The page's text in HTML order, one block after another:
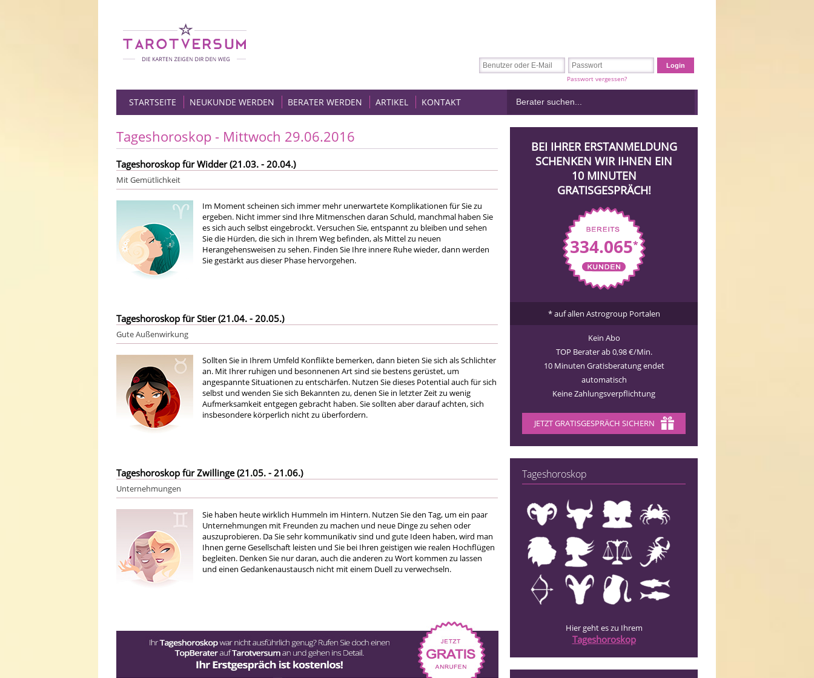
Passwort vergessen?
STARTSEITE NEUKUNDE WERDEN BERATER WERDEN ARTIKEL KONTAKT
BEI IHRER ERSTANMELDUNG
SCHENKEN WIR IHNEN EIN
10 MINUTEN
GRATISGESPRÄCH!
334.065*
* auf allen Astrogroup Portalen
Kein Abo
TOP Berater ab 0,98 €/Min.
10 Minuten Gratisberatung endet
automatisch
Keine Zahlungsverpflichtung
JETZT GRATISGESPRÄCH SICHERN
Tageshoroskop
Hier geht es zu Ihrem
Tageshoroskop
Tageshoroskop - Mittwoch 29.06.2016
Tageshoroskop für Widder (21.03. - 20.04.)
Mit Gemütlichkeit
Im Moment scheinen sich immer mehr unerwartete Komplikationen für Sie zu
ergeben. Nicht immer sind Ihre Mitmenschen daran Schuld, manchmal haben Sie
es sich auch selbst eingebrockt. Versuchen Sie, entspannt zu bleiben und sehen
Sie die Hürden, die sich in Ihrem Weg befinden, als Mittel zu neuen
Herangehensweisen zu sehen. Finden Sie Ihre innere Ruhe wieder, dann werden
Sie gestärkt aus dieser Phase hervorgehen.
Tageshoroskop für Stier (21.04. - 20.05.)
Gute Außenwirkung
Sollten Sie in Ihrem Umfeld Konflikte bemerken, dann bieten Sie sich als Schlichter
an. Mit Ihrer ruhigen und besonnenen Art sind sie bestens gerüstet, um
angespannte Situationen zu entschärfen. Nutzen Sie dieses Potential auch für sich
selbst und wenden Sie sich Bekannten zu, denen Sie in letzter Zeit zu wenig
Aufmerksamkeit entgegen gebracht haben. Sie sollten aber darauf achten, sich
insbesondere körperlich nicht zu überfordern.
Tageshoroskop für Zwillinge (21.05. - 21.06.)
Unternehmungen
Sie haben heute wirklich Hummeln im Hintern. Nutzen Sie den Tag, um ein paar
Unternehmungen mit Freunden zu machen und neue Dinge zu sehen oder
auszuprobieren. Da Sie sehr kommunikativ sind und gute Ideen haben, wird man
Ihnen gerne Gesellschaft leisten und Sie bei Ihren geistigen wie realen Hochflügen
begleiten. Denken Sie nur daran, auch die anderen zu Wort kommen zu lassen
und einen Gedankenaustausch nicht mit einem Duell zu verwechseln.